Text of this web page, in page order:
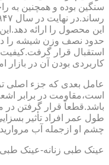
سنگین بوده و همچنین
این محصول را ارائه
حدود نصف وزن شیشه را
استقبال قرار
کاربردی بودن آن در
عامل بعدی که جزء اصلی
طول عمر افراد تأثیر
چشم او ازجمله آب مروارید
عینک طبی زنانه-عینک طبی